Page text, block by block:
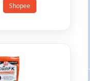
Shopee